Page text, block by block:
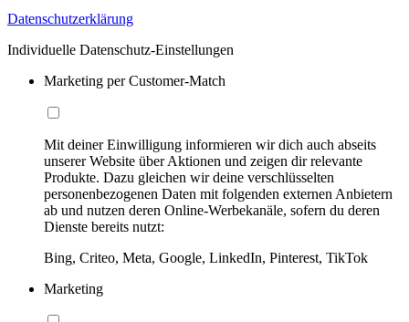
Datenschutzerklärung
Individuelle Datenschutz-Einstellungen
Marketing per Customer-Match
Mit deiner Einwilligung informieren wir dich auch abseits
unserer Website über Aktionen und zeigen dir relevante
Produkte. Dazu gleichen wir deine verschlüsselten
personenbezogenen Daten mit folgenden externen Anbietern
ab und nutzen deren Online-Werbekanäle, sofern du deren
Dienste bereits nutzt:
Bing, Criteo, Meta, Google, LinkedIn, Pinterest, TikTok
Marketing